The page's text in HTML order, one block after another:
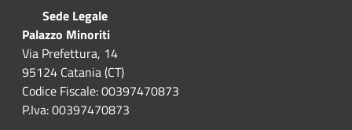
Sede Legale
Palazzo Minoriti
Via Prefettura, 14
95124 Catania (CT)
Codice Fiscale: 00397470873
P.Iva: 00397470873